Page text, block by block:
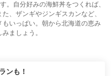
。自分好みの海鮮丼をつくれば、
、ザンギやジンギスカンなど、
いっぱい。朝から北海道の恵み
ましょう。
ンも！